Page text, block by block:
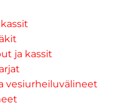
ja kassit
vesiurheiluvälineet